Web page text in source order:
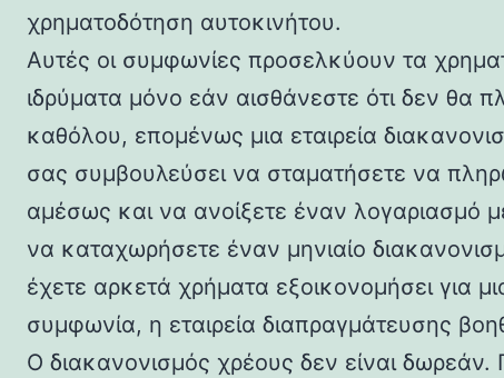
χρηματοδότηση αυτοκινήτου.
Αυτές οι συμφωνίες προσελκύουν τα
ιδρύματα μόνο εάν αισθάνεστε ότι δεν θα
καθόλου, επομένως μια εταιρεία
σας συμβουλεύσει να σταματήσετε να
αμέσως και να ανοίξετε έναν λογαριασμό
να καταχωρήσετε έναν μηνιαίο
έχετε αρκετά χρήματα εξοικονομήσει για
συμφωνία, η εταιρεία διαπραγμάτευσης
Ο διακανονισμός χρέους δεν είναι δωρεάν.